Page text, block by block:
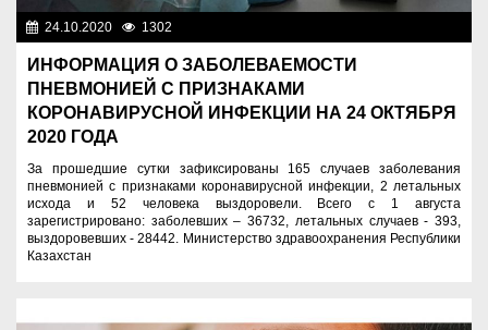
24.10.2020 1302
ИНФОРМАЦИЯ О ЗАБОЛЕВАЕМОСТИ
ПНЕВМОНИЕЙ С ПРИЗНАКАМИ
КОРОНАВИРУСНОЙ ИНФЕКЦИИ НА 24 ОКТЯБРЯ
2020 ГОДА
За прошедшие сутки зафиксированы 165 случаев заболевания
пневмонией с признаками коронавирусной инфекции, 2 летальных
исхода и 52 человека выздоровели. Всего с 1 августа
зарегистрировано: заболевших – 36732, летальных случаев - 393,
выздоровевших - 28442. Министерство здравоохранения Республики
Казахстан